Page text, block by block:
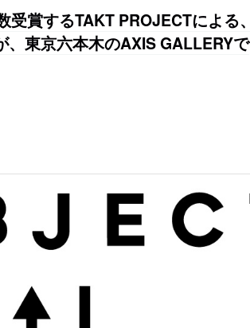
賞するTAKT PROJECTによる、
東京六本木のAXIS GALLERYで